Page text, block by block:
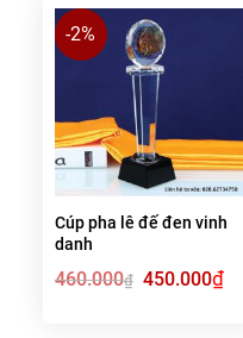
-2%
Cúp pha lê đế đen vinh
danh
460.000₫
Giá
gốc
450.000₫Giá
hiện